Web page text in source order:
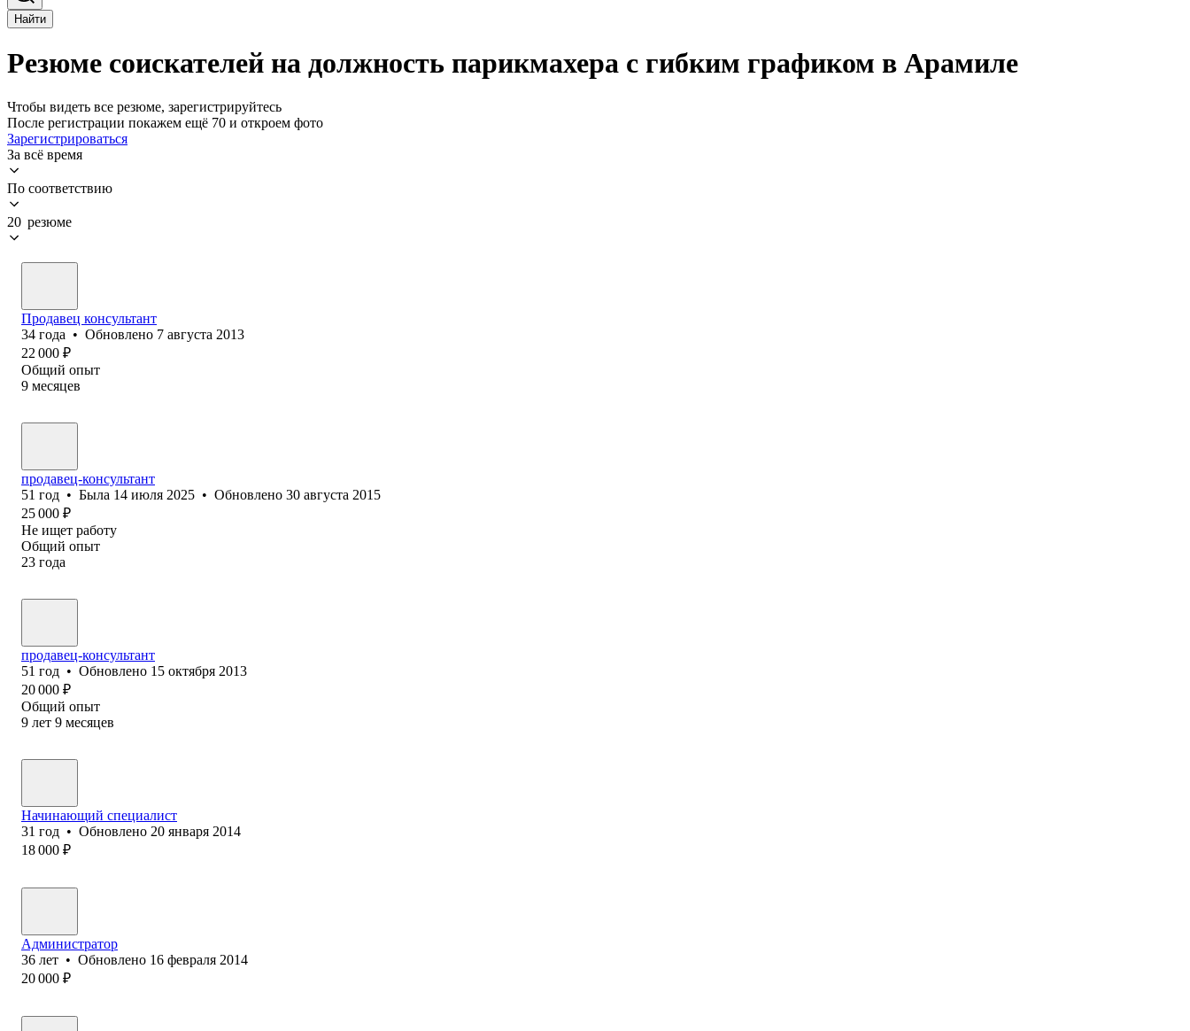
Найти
Резюме соискателей на должность парикмахера с гибким графиком в Арамиле
Чтобы видеть все резюме, зарегистрируйтесь
После регистрации покажем ещё 70 и откроем фото
Зарегистрироваться
За всё время
По соответствию
20 резюме
Продавец консультант
34 года • Обновлено 7 августа 2013
22 000 ₽
Общий опыт
9 месяцев
продавец-консультант
51 год • Была 14 июля 2025 • Обновлено 30 августа 2015
25 000 ₽
Не ищет работу
Общий опыт
23 года
продавец-консультант
51 год • Обновлено 15 октября 2013
20 000 ₽
Общий опыт
9 лет 9 месяцев
Начинающий специалист
31 год • Обновлено 20 января 2014
18 000 ₽
Администратор
36 лет • Обновлено 16 февраля 2014
20 000 ₽